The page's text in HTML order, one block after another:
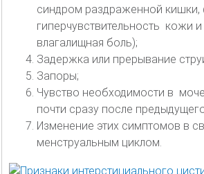
синдром раздраженной кишки,
гиперчувствительность кожи
влагалищная боль);
Задержка или прерывание
Запоры;
Чувство необходимости в
почти сразу после
Изменение этих симптомов в
менструальным циклом.